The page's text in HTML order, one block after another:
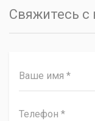
Свяжитесь с